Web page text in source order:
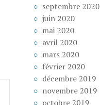
septembre 2020
juin 2020
mai 2020
avril 2020
mars 2020
février 2020
décembre 2019
novembre 2019
octobre 2019